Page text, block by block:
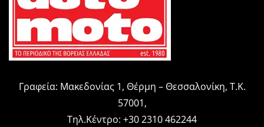
Γραφεία: Μακεδονίας 1, Θέρμη – Θεσσαλονίκη, Τ.Κ.
57001,
Τηλ.Κέντρο: +30 2310 462244